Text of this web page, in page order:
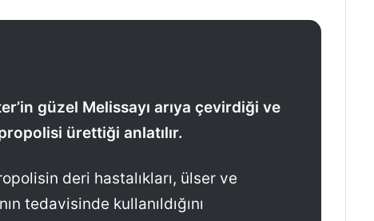
güzel Melissayı arıya çevirdiği ve
ürettiği anlatılır.
deri hastalıkları, ülser ve
tedavisinde kullanıldığını